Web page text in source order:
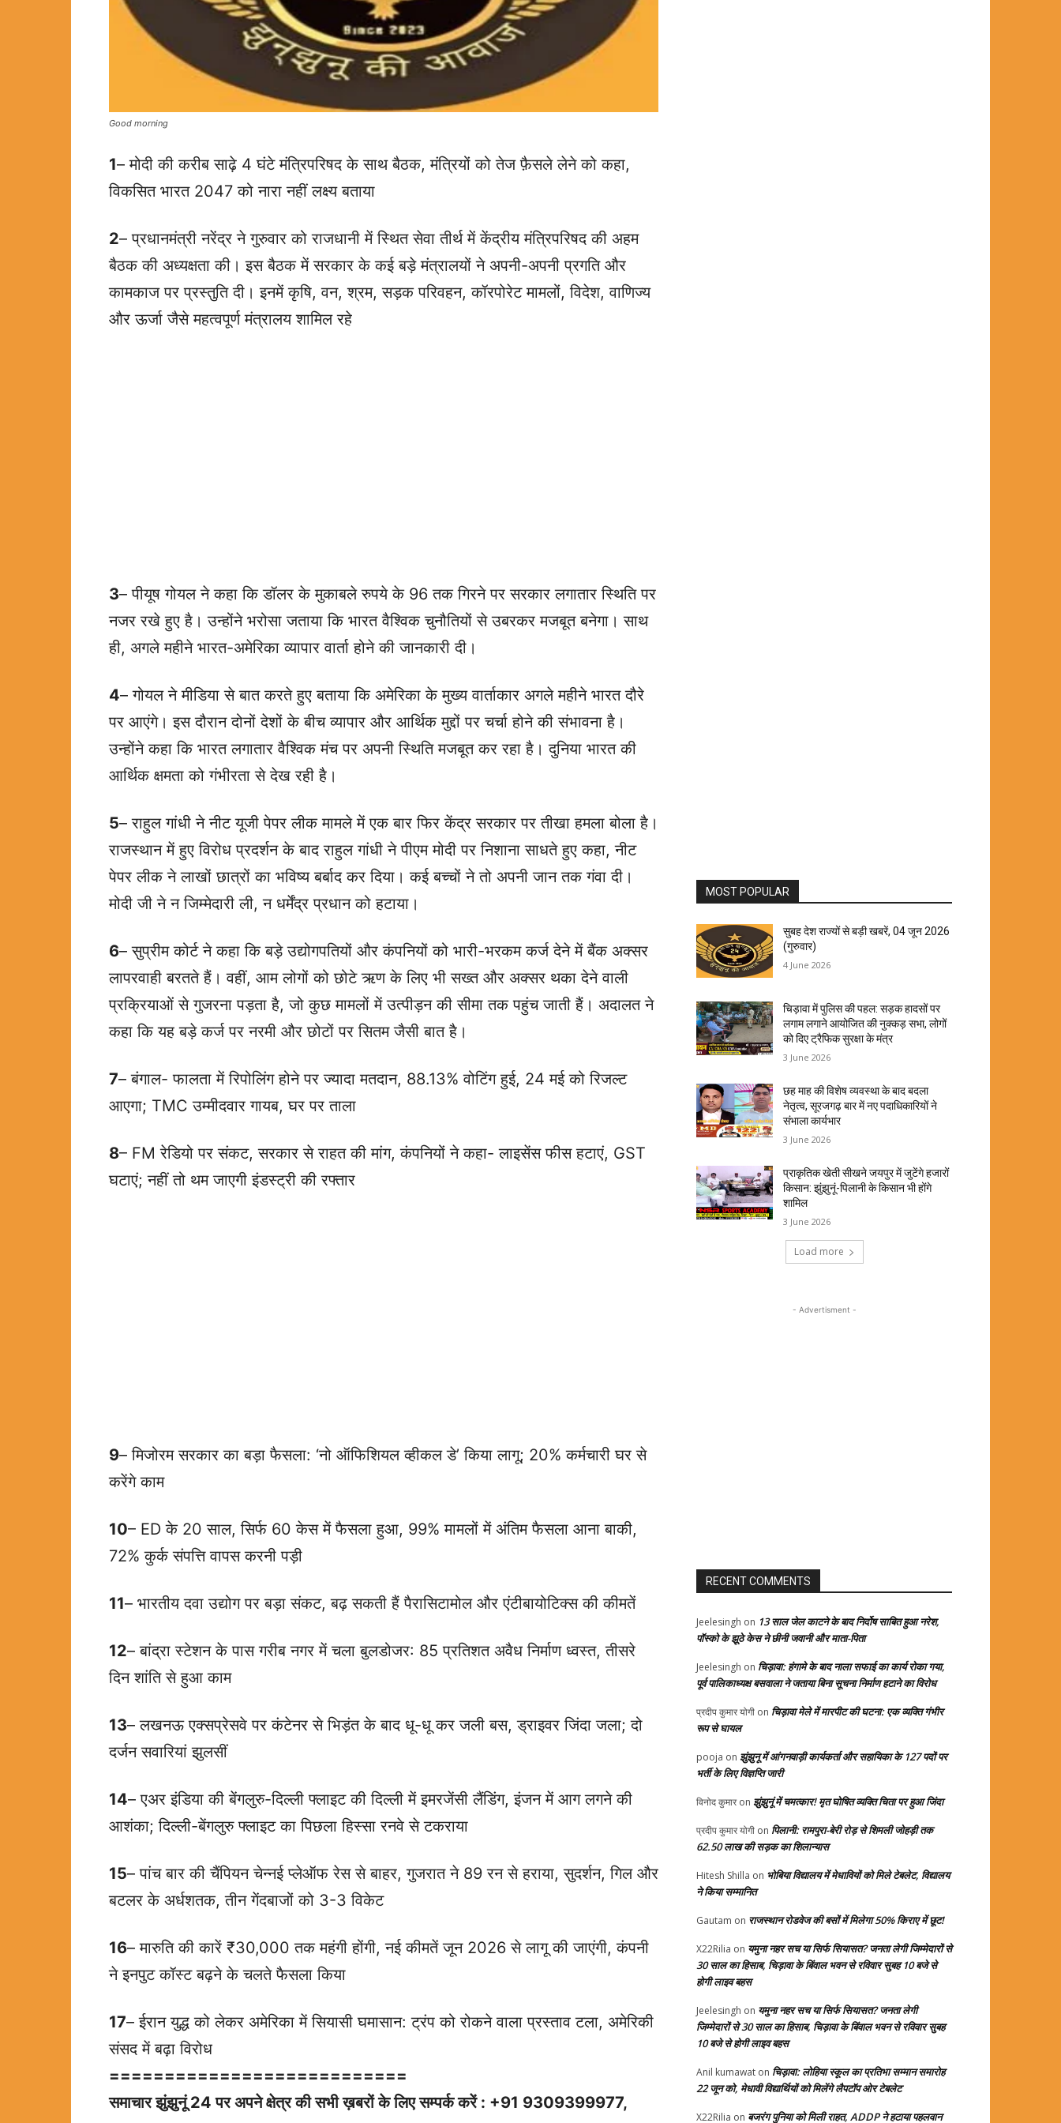
Good morning
1– मोदी की करीब साढ़े 4 घंटे मंत्रिपरिषद के साथ बैठक, मंत्रियों को तेज फ़ैसले लेने को कहा,
विकसित भारत 2047 को नारा नहीं लक्ष्य बताया
2– प्रधानमंत्री नरेंद्र ने गुरुवार को राजधानी में स्थित सेवा तीर्थ में केंद्रीय मंत्रिपरिषद की अहम
बैठक की अध्यक्षता की। इस बैठक में सरकार के कई बड़े मंत्रालयों ने अपनी-अपनी प्रगति और
कामकाज पर प्रस्तुति दी। इनमें कृषि, वन, श्रम, सड़क परिवहन, कॉरपोरेट मामलों, विदेश, वाणिज्य
और ऊर्जा जैसे महत्वपूर्ण मंत्रालय शामिल रहे
3– पीयूष गोयल ने कहा कि डॉलर के मुकाबले रुपये के 96 तक गिरने पर सरकार लगातार स्थिति पर
नजर रखे हुए है। उन्होंने भरोसा जताया कि भारत वैश्विक चुनौतियों से उबरकर मजबूत बनेगा। साथ
ही, अगले महीने भारत-अमेरिका व्यापार वार्ता होने की जानकारी दी।
4– गोयल ने मीडिया से बात करते हुए बताया कि अमेरिका के मुख्य वार्ताकार अगले महीने भारत दौरे
पर आएंगे। इस दौरान दोनों देशों के बीच व्यापार और आर्थिक मुद्दों पर चर्चा होने की संभावना है।
उन्होंने कहा कि भारत लगातार वैश्विक मंच पर अपनी स्थिति मजबूत कर रहा है। दुनिया भारत की
आर्थिक क्षमता को गंभीरता से देख रही है।
5– राहुल गांधी ने नीट यूजी पेपर लीक मामले में एक बार फिर केंद्र सरकार पर तीखा हमला बोला है।
राजस्थान में हुए विरोध प्रदर्शन के बाद राहुल गांधी ने पीएम मोदी पर निशाना साधते हुए कहा, नीट
पेपर लीक ने लाखों छात्रों का भविष्य बर्बाद कर दिया। कई बच्चों ने तो अपनी जान तक गंवा दी।
मोदी जी ने न जिम्मेदारी ली, न धर्मेंद्र प्रधान को हटाया।
6– सुप्रीम कोर्ट ने कहा कि बड़े उद्योगपतियों और कंपनियों को भारी-भरकम कर्ज देने में बैंक अक्सर
लापरवाही बरतते हैं। वहीं, आम लोगों को छोटे ऋण के लिए भी सख्त और अक्सर थका देने वाली
प्रक्रियाओं से गुजरना पड़ता है, जो कुछ मामलों में उत्पीड़न की सीमा तक पहुंच जाती हैं। अदालत ने
कहा कि यह बड़े कर्ज पर नरमी और छोटों पर सितम जैसी बात है।
7– बंगाल- फालता में रिपोलिंग होने पर ज्यादा मतदान, 88.13% वोटिंग हुई, 24 मई को रिजल्ट
आएगा; TMC उम्मीदवार गायब, घर पर ताला
8– FM रेडियो पर संकट, सरकार से राहत की मांग, कंपनियों ने कहा- लाइसेंस फीस हटाएं, GST
घटाएं; नहीं तो थम जाएगी इंडस्ट्री की रफ्तार
9– मिजोरम सरकार का बड़ा फैसला: ‘नो ऑफिशियल व्हीकल डे’ किया लागू; 20% कर्मचारी घर से
करेंगे काम
10– ED के 20 साल, सिर्फ 60 केस में फैसला हुआ, 99% मामलों में अंतिम फैसला आना बाकी,
72% कुर्क संपत्ति वापस करनी पड़ी
11– भारतीय दवा उद्योग पर बड़ा संकट, बढ़ सकती हैं पैरासिटामोल और एंटीबायोटिक्स की कीमतें
12– बांद्रा स्टेशन के पास गरीब नगर में चला बुलडोजर: 85 प्रतिशत अवैध निर्माण ध्वस्त, तीसरे
दिन शांति से हुआ काम
13– लखनऊ एक्सप्रेसवे पर कंटेनर से भिड़ंत के बाद धू-धू कर जली बस, ड्राइवर जिंदा जला; दो
दर्जन सवारियां झुलसीं
14– एअर इंडिया की बेंगलुरु-दिल्ली फ्लाइट की दिल्ली में इमरजेंसी लैंडिंग, इंजन में आग लगने की
आशंका; दिल्ली-बेंगलुरु फ्लाइट का पिछला हिस्सा रनवे से टकराया
15– पांच बार की चैंपियन चेन्नई प्लेऑफ रेस से बाहर, गुजरात ने 89 रन से हराया, सुदर्शन, गिल और
बटलर के अर्धशतक, तीन गेंदबाजों को 3-3 विकेट
16– मारुति की कारें ₹30,000 तक महंगी होंगी, नई कीमतें जून 2026 से लागू की जाएंगी, कंपनी
ने इनपुट कॉस्ट बढ़ने के चलते फैसला किया
17– ईरान युद्ध को लेकर अमेरिका में सियासी घमासान: ट्रंप को रोकने वाला प्रस्ताव टला, अमेरिकी
संसद में बढ़ा विरोध
===========================
समाचार झुंझुनूं 24 पर अपने क्षेत्र की सभी ख़बरों के लिए सम्पर्क करें : +91 9309399977,
MOST POPULAR
सुबह देश राज्यों से बड़ी खबरें, 04 जून 2026
(गुरुवार)
4 June 2026
चिड़ावा में पुलिस की पहल: सड़क हादसों पर
लगाम लगाने आयोजित की नुक्कड़ सभा, लोगों
को दिए ट्रैफिक सुरक्षा के मंत्र
3 June 2026
छह माह की विशेष व्यवस्था के बाद बदला
नेतृत्व, सूरजगढ़ बार में नए पदाधिकारियों ने
संभाला कार्यभार
3 June 2026
प्राकृतिक खेती सीखने जयपुर में जुटेंगे हजारों
किसान: झुंझुनूं-पिलानी के किसान भी होंगे
शामिल
3 June 2026
Load more
- Advertisment -
RECENT COMMENTS
Jeelesingh on 13 साल जेल काटने के बाद निर्दोष साबित हुआ नरेश,
पॉस्को के झूठे केस ने छीनी जवानी और माता-पिता
Jeelesingh on चिड़ावा: हंगामे के बाद नाला सफाई का कार्य रोका गया,
पूर्व पालिकाध्यक्ष बसवाला ने जताया बिना सूचना निर्माण हटाने का विरोध
प्रदीप कुमार योगी on चिड़ावा मेले में मारपीट की घटना: एक व्यक्ति गंभीर
रूप से घायल
pooja on झुंझुनू में आंगनवाड़ी कार्यकर्ता और सहायिका के 127 पदों पर
भर्ती के लिए विज्ञप्ति जारी
विनोद कुमारon झुंझुनूं में चमत्कार! मृत घोषित व्यक्ति चिता पर हुआ जिंदा
प्रदीप कुमार योगी on पिलानी: रामपुरा-बेरी रोड़ से शिमली जोहड़ी तक
62.50 लाख की सड़क का शिलान्यास
Hitesh Shilla on भोबिया विद्यालय में मेधावियों को मिले टेबलेट, विद्यालय
ने किया सम्मानित
Gautam on राजस्थान रोडवेज की बसों में मिलेगा 50% किराए में छूट!
X22Rilia on यमुना नहर सच या सिर्फ सियासत? जनता लेगी जिम्मेदारों से
30 साल का हिसाब, चिड़ावा के बिंवाल भवन से रविवार सुबह 10 बजे से
होगी लाइव बहस
Jeelesingh on यमुना नहर सच या सिर्फ सियासत? जनता लेगी
जिम्मेदारों से 30 साल का हिसाब, चिड़ावा के बिंवाल भवन से रविवार सुबह
10 बजे से होगी लाइव बहस
Anil kumawat on चिड़ावा: लोहिया स्कूल का प्रतिभा सम्मान समारोह
22 जून को, मेधावी विद्यार्थियों को मिलेंगे लैपटॉप ओर टेबलेट
X22Rilia on बजरंग पुनिया को मिली राहत, ADDP ने हटाया पहलवान